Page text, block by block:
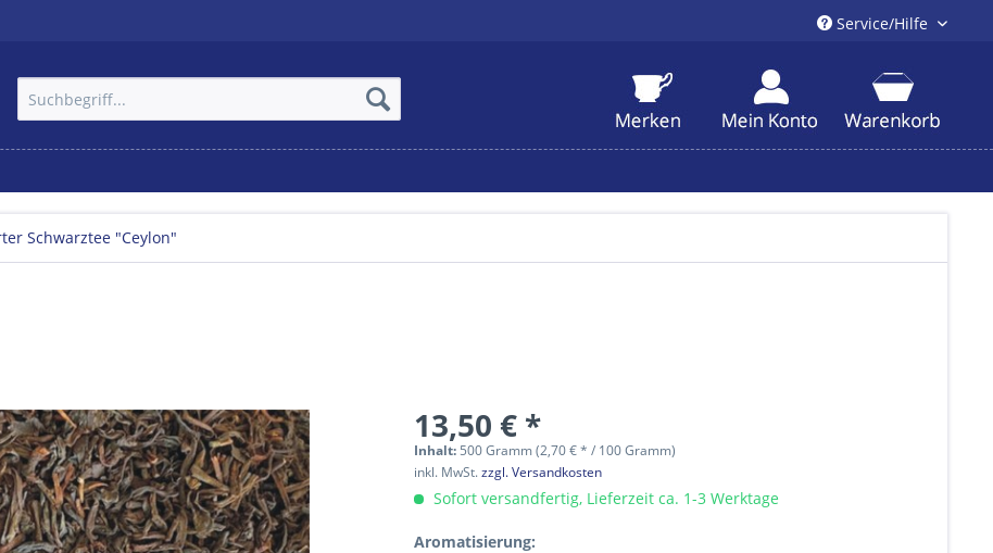
Service/Hilfe
Schwarztee "Ceylon"
13,50 € *
Inhalt: 500 Gramm (2,70 € * / 100 Gramm)
inkl. MwSt.zzgl. Versandkosten
Sofort versandfertig, Lieferzeit ca. 1-3 Werktage
Aromatisierung: